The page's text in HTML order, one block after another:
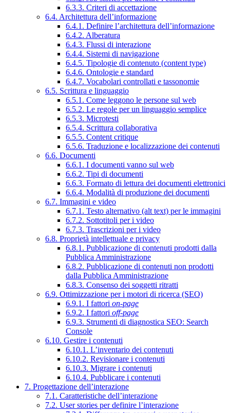
6.3.3. Criteri di accettazione
6.4. Architettura dell’informazione
6.4.1. Definire l’architettura dell’informazione
6.4.2. Alberatura
6.4.3. Flussi di interazione
6.4.4. Sistemi di navigazione
6.4.5. Tipologie di contenuto (content type)
6.4.6. Ontologie e standard
6.4.7. Vocabolari controllati e tassonomie
6.5. Scrittura e linguaggio
6.5.1. Come leggono le persone sul web
6.5.2. Le regole per un linguaggio semplice
6.5.3. Microtesti
6.5.4. Scrittura collaborativa
6.5.5. Content critique
6.5.6. Traduzione e localizzazione dei contenuti
6.6. Documenti
6.6.1. I documenti vanno sul web
6.6.2. Tipi di documenti
6.6.3. Formato di lettura dei documenti elettronici
6.6.4. Modalità di produzione dei documenti
6.7. Immagini e video
6.7.1. Testo alternativo (alt text) per le immagini
6.7.2. Sottotitoli per i video
6.7.3. Trascrizioni per i video
6.8. Proprietà intellettuale e privacy
6.8.1. Pubblicazione di contenuti prodotti dalla
Pubblica Amministrazione
6.8.2. Pubblicazione di contenuti non prodotti
dalla Pubblica Amministrazione
6.8.3. Consenso dei soggetti ritratti
6.9. Ottimizzazione per i motori di ricerca (SEO)
6.9.1. I fattori on-page
6.9.2. I fattori off-page
6.9.3. Strumenti di diagnostica SEO: Search
Console
6.10. Gestire i contenuti
6.10.1. L’inventario dei contenuti
6.10.2. Revisionare i contenuti
6.10.3. Migrare i contenuti
6.10.4. Pubblicare i contenuti
7. Progettazione dell’interazione
7.1. Caratteristiche dell’interazione
7.2. User stories per definire l’interazione